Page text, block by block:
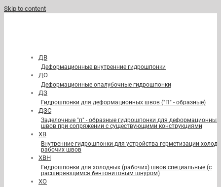
Skip to content
ДВ
Деформационные внутренние гидрошпонки
ДО
Деформационные опалубочные гидрошпонки
ДЗ
Гидрошпонки для деформационных швов ("П" - образные)
ДЗС
Заделочные "п" - образные гидрошпонки для деформационных
швов при сопряжении с существующими конструкциями
ХВ
Внутренние гидрошпонки для устройства герметизации
рабочих швов
ХВН
Гидрошпонки для холодных (рабочих) швов специальные (с
расширяющимся бентонитовым шнуром)
ХО